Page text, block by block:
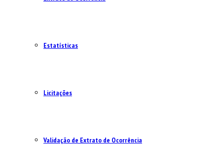
Estatísticas
Licitações
Validação de Extrato de Ocorrência